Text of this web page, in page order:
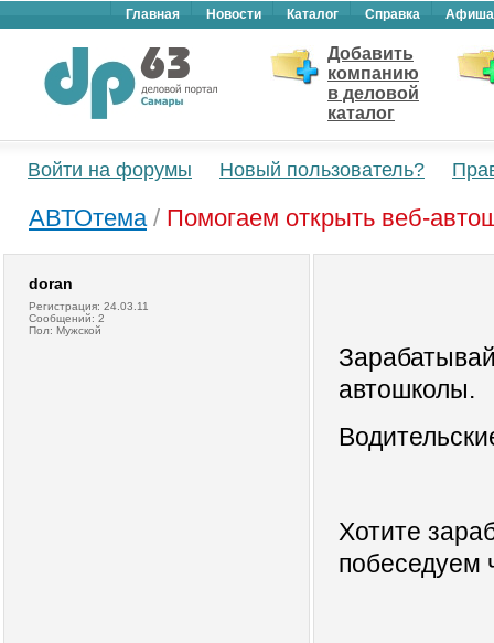
Главная Новости Каталог Справка Афиша
Добавить
компанию
в деловой
каталог
Войти на форумы Новый пользователь?
АВТОтема/ Помогаем открыть веб-
doran
Регистрация: 24.03.11
Сообщений: 2
Пол: Мужской
автошколы.
Хотите
побеседуем